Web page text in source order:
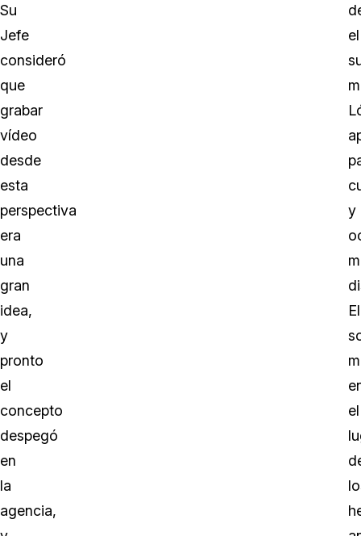
Su
Jefe
consideró
que
grabar
vídeo
desde
esta
perspectiva
era
una
gran
idea,
y
pronto
el
concepto
despegó
en
la
agencia,
el
y
El
el